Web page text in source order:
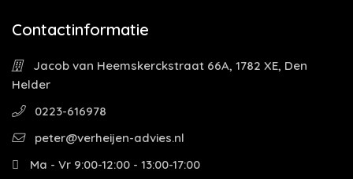
Contactinformatie
Jacob van Heemskerckstraat 66A, 1782 XE, Den
Helder
0223-616978
peter@verheijen-advies.nl
Ma - Vr 9:00-12:00 - 13:00-17:00